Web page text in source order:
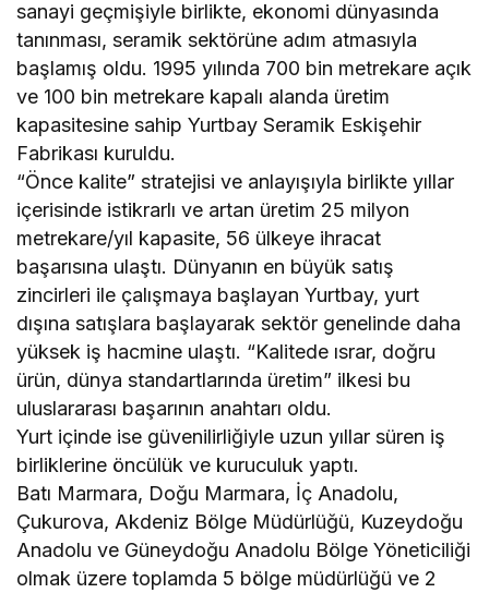
sanayi geçmişiyle birlikte, ekonomi dünyasında
tanınması, seramik sektörüne adım atmasıyla
başlamış oldu. 1995 yılında 700 bin metrekare açık
ve 100 bin metrekare kapalı alanda üretim
kapasitesine sahip Yurtbay Seramik Eskişehir
Fabrikası kuruldu.
“Önce kalite” stratejisi ve anlayışıyla birlikte yıllar
içerisinde istikrarlı ve artan üretim 25 milyon
metrekare/yıl kapasite, 56 ülkeye ihracat
başarısına ulaştı. Dünyanın en büyük satış
zincirleri ile çalışmaya başlayan Yurtbay, yurt
dışına satışlara başlayarak sektör genelinde daha
yüksek iş hacmine ulaştı. “Kalitede ısrar, doğru
ürün, dünya standartlarında üretim” ilkesi bu
uluslararası başarının anahtarı oldu.
Yurt içinde ise güvenilirliğiyle uzun yıllar süren iş
birliklerine öncülük ve kuruculuk yaptı.
Batı Marmara, Doğu Marmara, İç Anadolu,
Çukurova, Akdeniz Bölge Müdürlüğü, Kuzeydoğu
Anadolu ve Güneydoğu Anadolu Bölge Yöneticiliği
olmak üzere toplamda 5 bölge müdürlüğü ve 2